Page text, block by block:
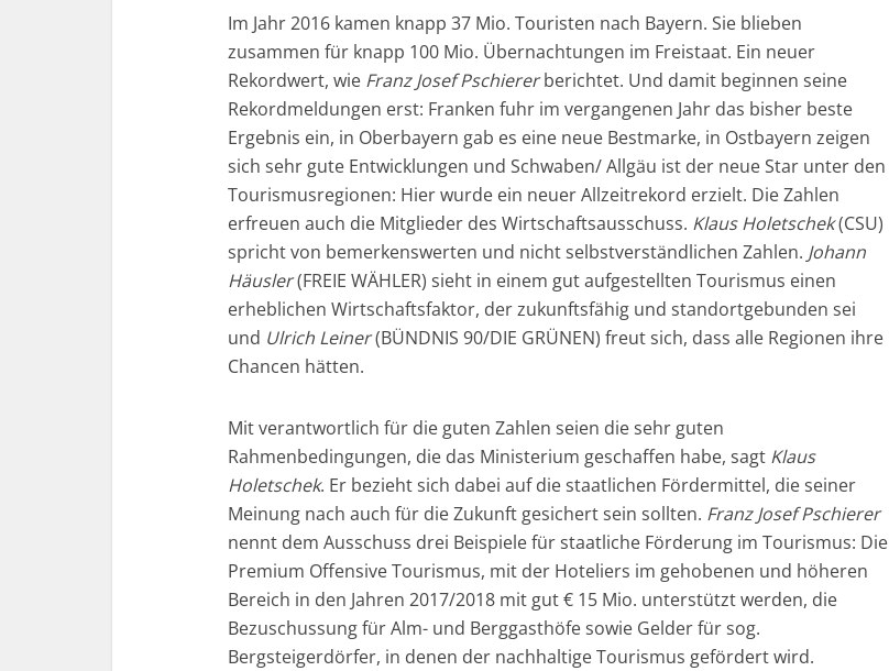
Im Jahr 2016 kamen knapp 37 Mio. Touristen nach Bayern. Sie blieben
zusammen für knapp 100 Mio. Übernachtungen im Freistaat. Ein neuer
Rekordwert, wie Franz Josef Pschiererberichtet. Und damit beginnen seine
Rekordmeldungen erst: Franken fuhr im vergangenen Jahr das bisher beste
Ergebnis ein, in Oberbayern gab es eine neue Bestmarke, in Ostbayern zeigen
sich sehr gute Entwicklungen und Schwaben/ Allgäu ist der neue Star unter den
Tourismusregionen: Hier wurde ein neuer Allzeitrekord erzielt. Die Zahlen
erfreuen auch die Mitglieder des Wirtschaftsausschuss. Klaus Holetschek(CSU)
spricht von bemerkenswerten und nicht selbstverständlichen Zahlen. Johann
Häusler(FREIE WÄHLER) sieht in einem gut aufgestellten Tourismus einen
erheblichen Wirtschaftsfaktor, der zukunftsfähig und standortgebunden sei
und Ulrich Leiner(BÜNDNIS 90/DIE GRÜNEN) freut sich, dass alle Regionen ihre
Chancen hätten.
Mit verantwortlich für die guten Zahlen seien die sehr guten
Rahmenbedingungen, die das Ministerium geschaffen habe, sagt Klaus
Holetschek. Er bezieht sich dabei auf die staatlichen Fördermittel, die seiner
Meinung nach auch für die Zukunft gesichert sein sollten. Franz Josef Pschierer
nennt dem Ausschuss drei Beispiele für staatliche Förderung im Tourismus: Die
Premium Offensive Tourismus, mit der Hoteliers im gehobenen und höheren
Bereich in den Jahren 2017/2018 mit gut € 15 Mio. unterstützt werden, die
Bezuschussung für Alm- und Berggasthöfe sowie Gelder für sog.
Bergsteigerdörfer, in denen der nachhaltige Tourismus gefördert wird.